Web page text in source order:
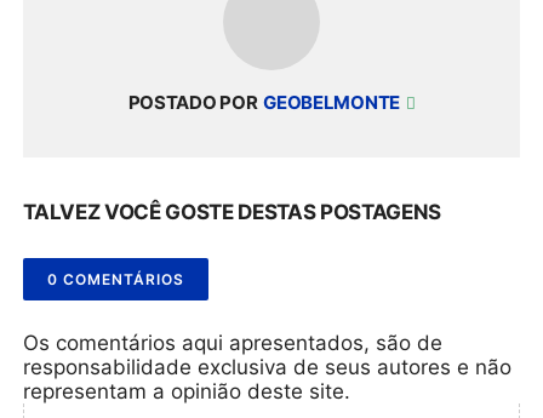
POSTADO POR GEOBELMONTE
TALVEZ VOCÊ GOSTE DESTAS POSTAGENS
0 COMENTÁRIOS
Os comentários aqui apresentados, são de
responsabilidade exclusiva de seus autores e não
representam a opinião deste site.